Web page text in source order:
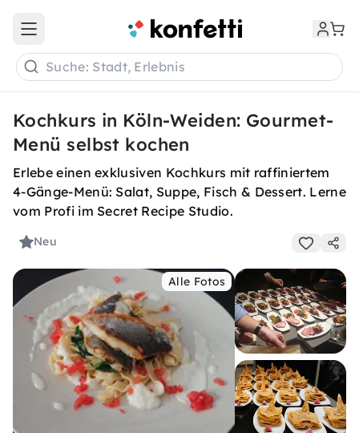
Open main menu
Suche: Stadt, Erlebnis
Kochkurs in Köln-Weiden: Gourmet-
Menü selbst kochen
Erlebe einen exklusiven Kochkurs mit raffiniertem
4-Gänge-Menü: Salat, Suppe, Fisch & Dessert. Lerne
vom Profi im Secret Recipe Studio.
Neu
Alle Fotos